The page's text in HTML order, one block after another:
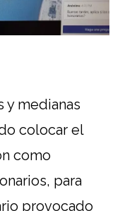
y medianas
colocar el
como
para
provocado